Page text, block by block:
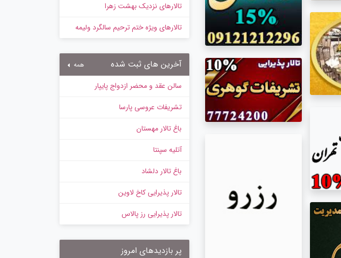
تالارهای نزدیک بهشت زهرا
تالارهای ویژه ختم ترحیم سالگرد ولیمه
آخرین های ثبت شده همه
سالن عقد و محضر ازدواج پایپار
تشریفات عروسی پارسا
باغ تالار مهستان
آتلیه سپنتا
باغ تالار دلشاد
تالار پذیرایی کاخ لاوین
تالار پذیرایی رز پالاس
پر بازدیدهای امروز